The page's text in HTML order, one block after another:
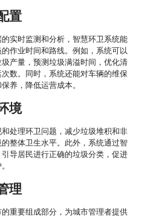
置
实时监测和分析，智慧环卫系统能
作业时间和路线。例如，系统可以
产量，预测垃圾满溢时间，优化清
数。同时，系统还能对车辆的维保
养，降低运营成本。
境
处理环卫问题，减少垃圾堆积和非
整体卫生水平。此外，系统通过智
导居民进行正确的垃圾分类，促进
理
重要组成部分，为城市管理者提供